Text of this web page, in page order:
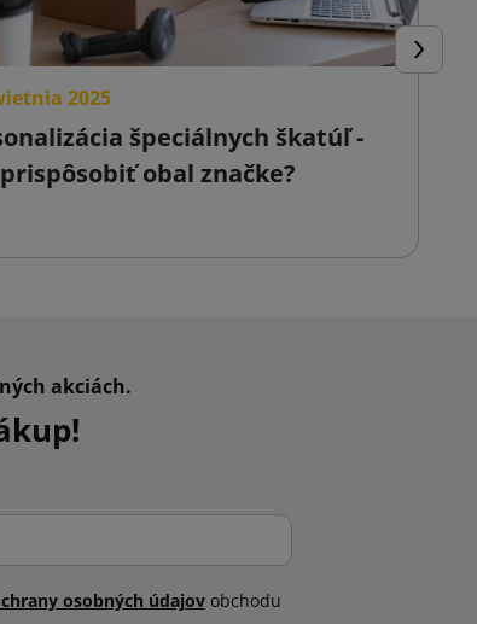
Ďalej
2025
špeciálnych škatúľ -
obal značke?
akciách.
osobných údajovobchodu